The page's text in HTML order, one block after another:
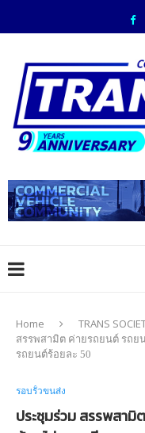
Home TRANS
สรรพสามิต ค่ายรถยนต์ รถ
รถยนต์ร้อยละ 50
รอบรั้วขนส่ง
ประชุมร่วม สรรพสา